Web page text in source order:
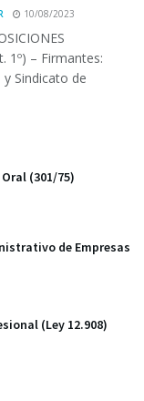
10/08/2023
1º) – Firmantes:
Sindicato de
(301/75)
de Empresas
(Ley 12.908)